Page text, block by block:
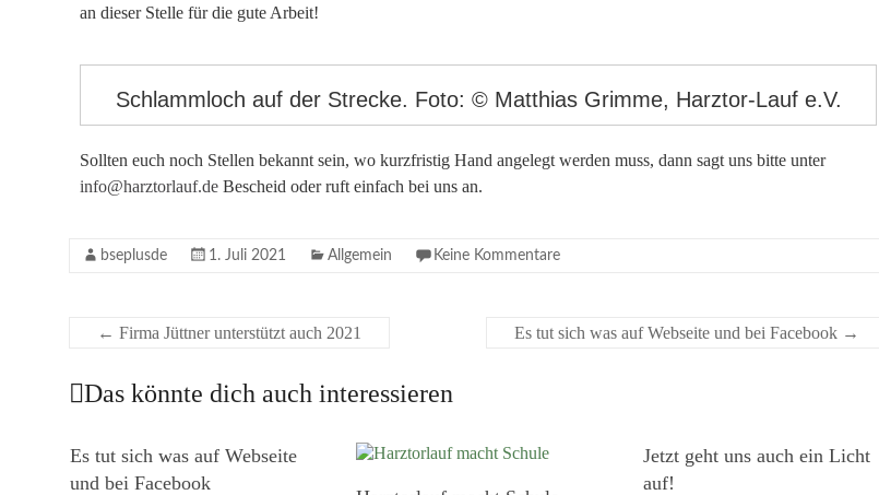
an dieser Stelle für die gute Arbeit!
Schlammloch auf der Strecke. Foto: © Matthias Grimme, Harztor-Lauf e.V.
Sollten euch noch Stellen bekannt sein, wo kurzfristig Hand angelegt werden muss, dann sagt uns bitte unter
info@harztorlauf.de Bescheid oder ruft einfach bei uns an.
bseplusde 1. Juli 2021 Allgemein Keine Kommentare
← Firma Jüttner unterstützt auch 2021 Es tut sich was auf Webseite und bei Facebook →
Das könnte dich auch interessieren
Es tut sich was auf Webseite
und bei Facebook
Jetzt geht uns auch ein Licht
auf!